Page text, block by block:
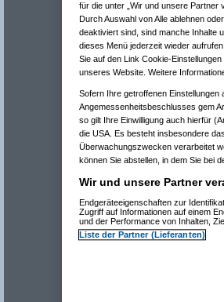
für die unter „Wir und unsere Partner
Durch Auswahl von Alle ablehnen
deaktiviert sind, sind manche Inhalte
dieses Menü jederzeit wieder
Sie auf den Link Cookie-
unseres Website. Weitere
Sofern Ihre getroffenen Einstellungen
Angemessenheitsbeschlusses gem
so gilt Ihre Einwilligung auch hierfür
die USA. Es besteht insbesondere
Überwachungszwecken verarbeitet
können Sie abstellen, in dem Sie bei
Wir und unsere Partner
Endgeräteeigenschaften zur
Zugriff auf Informationen auf einem
und der Performance von Inhalten,
Liste der Partner (Lieferanten)